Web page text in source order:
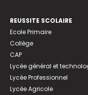
REUSSITE SCOLAIRE
Ecole Primaire
Collège
CAP
Lycée général et
Lycée Professionnel
Lycée Agricole